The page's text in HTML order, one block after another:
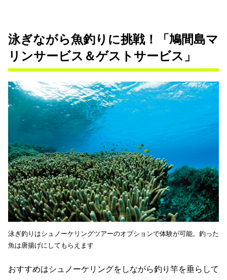
泳ぎながら魚釣りに挑戦！「鳩間島マ
リンサービス＆ゲストサービス」
泳ぎ釣りはシュノーケリングツアーのオプションで体験が可能。釣った
魚は唐揚げにしてもらえます
おすすめはシュノーケリングをしながら釣り竿を垂らして